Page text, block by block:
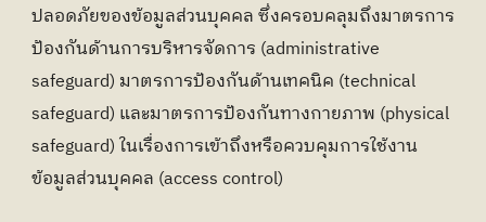
ปลอดภัยของข้อมูลส่วนบุคคล ซึ่งครอบคลุมถึงมาตรการ
ป้องกันด้านการบริหารจัดการ (administrative
safeguard) มาตรการป้องกันด้านเทคนิค (technical
safeguard) และมาตรการป้องกันทางกายภาพ (physical
safeguard) ในเรื่องการเข้าถึงหรือควบคุมการใช้งาน
ข้อมูลส่วนบุคคล (access control)